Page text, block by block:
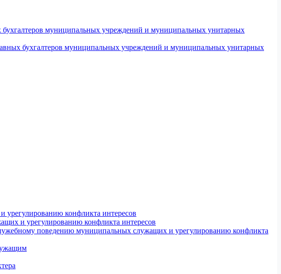
бухгалтеров муниципальных учреждений и муниципальных унитарных
бухгалтеров муниципальных учреждений и муниципальных унитарных
конфликта интересов
и урегулированию конфликта интересов
поведению муниципальных служащих и урегулированию конфликта